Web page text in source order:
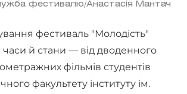
фестивалю/Анастасія Мантач
фестиваль "Молодість"
часи й стани — від дводенного
фільмів студентів
факультету інституту ім.